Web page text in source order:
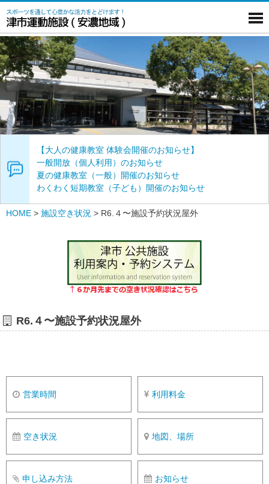
【大人の健康教室 体験会開催のお知らせ】
一般開放（個人利用）のお知らせ
夏の健康教室（一般）開催のお知らせ
わくわく短期教室（子ども）開催のお知らせ
HOME > 施設空き状況 > R6.４〜施設予約状況屋外
R6.４〜施設予約状況屋外
営業時間 利用料金
空き状況 地図、場所
申し込み方法 お知らせ